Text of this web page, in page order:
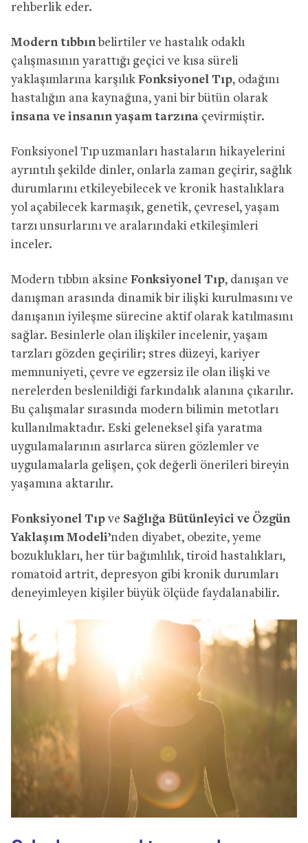
rehberlik eder.
Modern tıbbınbelirtiler ve hastalık odaklı
çalışmasının yarattığı geçici ve kısa süreli
yaklaşımlarına karşılık Fonksiyonel Tıp, odağını
hastalığın ana kaynağına, yani bir bütün olarak
insana ve insanın yaşam tarzına çevirmiştir.
Fonksiyonel Tıp uzmanları hastaların hikayelerini
ayrıntılı şekilde dinler, onlarla zaman geçirir, sağlık
durumlarını etkileyebilecek ve kronik hastalıklara
yol açabilecek karmaşık, genetik, çevresel, yaşam
tarzı unsurlarını ve aralarındaki etkileşimleri
inceler.
Modern tıbbın aksine Fonksiyonel Tıp, danışan ve
danışman arasında dinamik bir ilişki kurulmasını ve
danışanın iyileşme sürecine aktif olarak katılmasını
sağlar. Besinlerle olan ilişkiler incelenir, yaşam
tarzları gözden geçirilir; stres düzeyi, kariyer
memnuniyeti, çevre ve egzersiz ile olan ilişki ve
nerelerden beslenildiği farkındalık alanına çıkarılır.
Bu çalışmalar sırasında modern bilimin metotları
kullanılmaktadır. Eski geleneksel şifa yaratma
uygulamalarının asırlarca süren gözlemler ve
uygulamalarla gelişen, çok değerli önerileri bireyin
yaşamına aktarılır.
Fonksiyonel Tıpve Sağlığa Bütünleyici ve Özgün
Yaklaşım Modeli’nden diyabet, obezite, yeme
bozuklukları, her tür bağımlılık, tiroid hastalıkları,
romatoid artrit, depresyon gibi kronik durumları
deneyimleyen kişiler büyük ölçüde faydalanabilir.